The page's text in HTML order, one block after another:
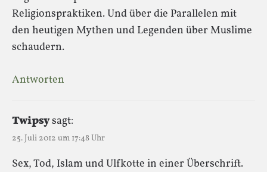
Religionspraktiken. Und über die Parallelen mit
den heutigen Mythen und Legenden über Muslime
schaudern.
Antworten
Twipsysagt:
25. Juli 2012 um 17:48 Uhr
Sex, Tod, Islam und Ulfkotte in einer Überschrift.